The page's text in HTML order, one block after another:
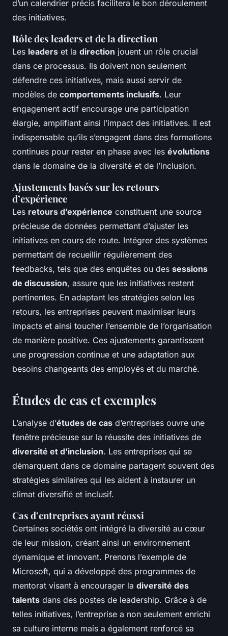
d’un calendrier précis facilitera le bon déroulement
des initiatives.
Rôle des leaders et de la direction
Les leaders et la direction jouent un rôle crucial
dans ce processus. Ils doivent non seulement
défendre ces initiatives, mais aussi servir de
modèles de comportements inclusifs. Leur
engagement actif encourage une participation
élargie, amplifiant ainsi l’impact des initiatives. Il est
indispensable qu’ils s’engagent dans des formations
continues pour rester en phase avec les évolutions
dans le domaine de la diversité et de l’inclusion.
Ajustements basés sur les retours
d’expérience
Les retours d’expérience constituent une source
précieuse de données permettant d’ajuster les
initiatives en cours de route. Intégrer des systèmes
permettant de recueillir régulièrement des
feedbacks, tels que des enquêtes ou des sessions
de discussion, assure que les initiatives restent
pertinentes. En adaptant les stratégies selon les
retours, les entreprises peuvent maximiser leurs
impacts et ainsi toucher l’ensemble de l’organisation
de manière positive. Ces ajustements garantissent
une progression continue et une adaptation aux
besoins changeants des employés et du marché.
Études de cas et exemples
L’analyse d’études de cas d’entreprises ouvre une
fenêtre précieuse sur la réussite des initiatives de
diversité et d’inclusion. Les entreprises qui se
démarquent dans ce domaine partagent souvent des
stratégies similaires qui les aident à instaurer un
climat diversifié et inclusif.
Cas d’entreprises ayant réussi
Certaines sociétés ont intégré la diversité au cœur
de leur mission, créant ainsi un environnement
dynamique et innovant. Prenons l’exemple de
Microsoft, qui a développé des programmes de
mentorat visant à encourager la diversité des
talents dans des postes de leadership. Grâce à de
telles initiatives, l’entreprise a non seulement enrichi
sa culture interne mais a également renforcé sa